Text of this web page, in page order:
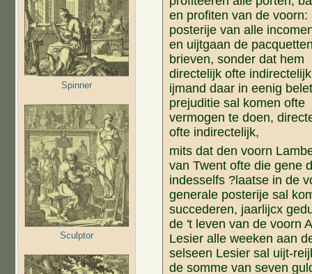
Spinner
Sculptor
en profiten van de voorn:
posterije van alle
en uijtgaan de
brieven, sonder dat hem
directelijk ofte indirectelijk
ijmand daar in eenig
prejuditie sal komen ofte
vermogen te doen,
ofte indirectelijk,
mits dat den voorn
van Twent ofte die gene
indesselfs ?laatse in de
generale posterije sal
succederen, jaarlijcx
de 't leven van de voorn
Lesier alle weeken aan
selseen Lesier sal uijt-
de somme van seven